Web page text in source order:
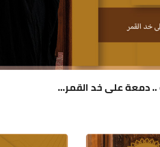
.. دمعة على خد القمر...